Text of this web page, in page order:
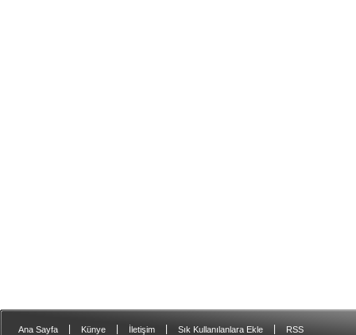
Ana Sayfa Künye İletişim Sık Kullanılanlara Ekle RSS